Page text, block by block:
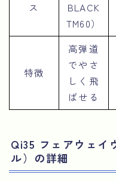
ス
BLACK
TM60）
特徴
高弾道
でやさ
しく飛
ばせる
Qi35 フェアウェイ
ル）の詳細